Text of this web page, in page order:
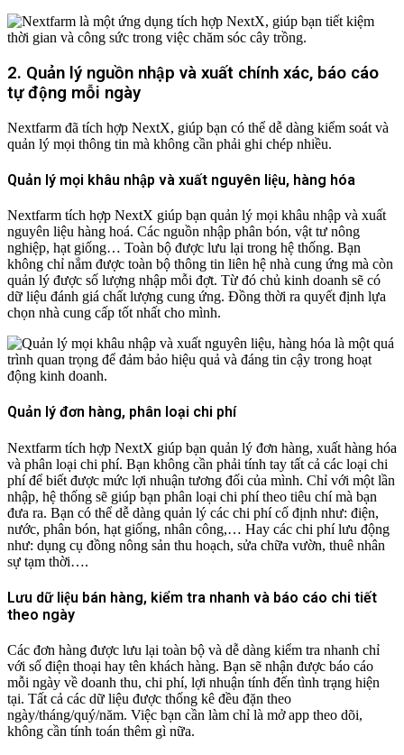
2. Quản lý nguồn nhập và xuất chính xác, báo cáo
tự động mỗi ngày
Nextfarm đã tích hợp NextX, giúp bạn có thể dễ dàng kiểm soát và
quản lý mọi thông tin mà không cần phải ghi chép nhiều.
Quản lý mọi khâu nhập và xuất nguyên liệu, hàng hóa
Nextfarm tích hợp NextX giúp bạn quản lý mọi khâu nhập và xuất
nguyên liệu hàng hoá. Các nguồn nhập phân bón, vật tư nông
nghiệp, hạt giống… Toàn bộ được lưu lại trong hệ thống. Bạn
không chỉ nắm được toàn bộ thông tin liên hệ nhà cung ứng mà còn
quản lý được số lượng nhập mỗi đợt. Từ đó chủ kinh doanh sẽ có
dữ liệu đánh giá chất lượng cung ứng. Đồng thời ra quyết định lựa
chọn nhà cung cấp tốt nhất cho mình.
Quản lý đơn hàng, phân loại chi phí
Nextfarm tích hợp NextX giúp bạn quản lý đơn hàng, xuất hàng hóa
và phân loại chi phí. Bạn không cần phải tính tay tất cả các loại chi
phí để biết được mức lợi nhuận tương đối của mình. Chỉ với một lần
nhập, hệ thống sẽ giúp bạn phân loại chi phí theo tiêu chí mà bạn
đưa ra. Bạn có thể dễ dàng quản lý các chi phí cố định như: điện,
nước, phân bón, hạt giống, nhân công,… Hay các chi phí lưu động
như: dụng cụ đồng nông sản thu hoạch, sửa chữa vườn, thuê nhân
sự tạm thời….
Lưu dữ liệu bán hàng, kiểm tra nhanh và báo cáo chi tiết
theo ngày
Các đơn hàng được lưu lại toàn bộ và dễ dàng kiểm tra nhanh chỉ
với số điện thoại hay tên khách hàng. Bạn sẽ nhận được báo cáo
mỗi ngày về doanh thu, chi phí, lợi nhuận tính đến tình trạng hiện
tại. Tất cả các dữ liệu được thống kê đều đặn theo
ngày/tháng/quý/năm. Việc bạn cần làm chỉ là mở app theo dõi,
không cần tính toán thêm gì nữa.